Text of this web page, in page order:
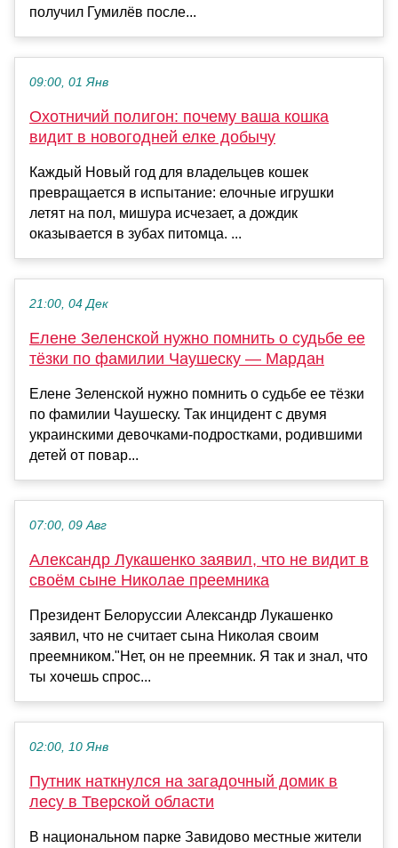
получил Гумилёв после...
09:00, 01 Янв
Охотничий полигон: почему ваша кошка
видит в новогодней елке добычу
Каждый Новый год для владельцев кошек
превращается в испытание: елочные игрушки
летят на пол, мишура исчезает, а дождик
оказывается в зубах питомца. ...
21:00, 04 Дек
Елене Зеленской нужно помнить о судьбе ее
тёзки по фамилии Чаушеску — Мардан
Елене Зеленской нужно помнить о судьбе ее тёзки
по фамилии Чаушеску. Так инцидент с двумя
украинскими девочками-подростками, родившими
детей от повар...
07:00, 09 Авг
Александр Лукашенко заявил, что не видит в
своём сыне Николае преемника
Президент Белоруссии Александр Лукашенко
заявил, что не считает сына Николая своим
преемником."Нет, он не преемник. Я так и знал, что
ты хочешь спрос...
02:00, 10 Янв
Путник наткнулся на загадочный домик в
лесу в Тверской области
В национальном парке Завидово местные жители